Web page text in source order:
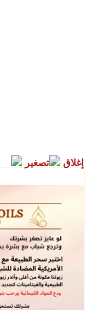
إغلاق تصغير